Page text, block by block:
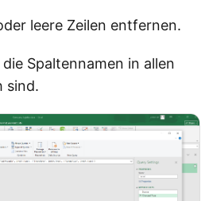
leere Zeilen entfernen.
Spaltennamen in allen
sind.